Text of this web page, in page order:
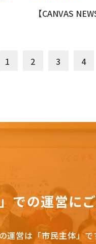
【CANVAS
1 2 3 4
での運営に
運営は「市民主体」で